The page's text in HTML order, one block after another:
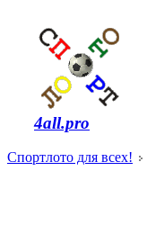
4all.pro
Спортлото для всех!